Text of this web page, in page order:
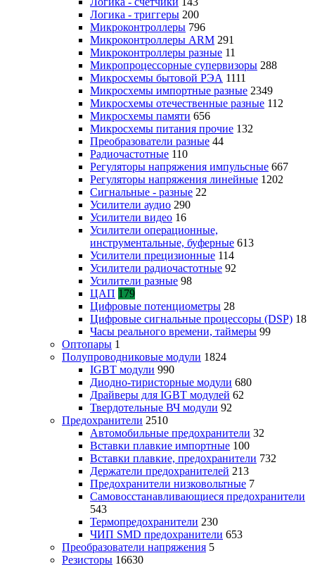
Логика - триггеры 200
Микроконтроллеры 796
Микроконтроллеры ARM 291
Микроконтроллеры разные 11
Микропроцессорные супервизоры 288
Микросхемы бытовой РЭА 1111
Микросхемы импортные разные 2349
Микросхемы отечественные разные 112
Микросхемы памяти 656
Микросхемы питания прочие 132
Преобразователи разные 44
Радиочастотные 110
Регуляторы напряжения импульсные 667
Регуляторы напряжения линейные 1202
Сигнальные - разные 22
Усилители аудио 290
Усилители видео 16
Усилители операционные,
инструментальные, буферные 613
Усилители прецизионные 114
Усилители радиочастотные 92
Усилители разные 98
ЦАП 179
Цифровые потенциометры 28
Цифровые сигнальные процессоры (DSP) 18
Часы реального времени, таймеры 99
Оптопары 1
Полупроводниковые модули 1824
IGBT модули 990
Диодно-тиристорные модули 680
Драйверы для IGBT модулей 62
Твердотельные ВЧ модули 92
Предохранители 2510
Автомобильные предохранители 32
Вставки плавкие импортные 100
Вставки плавкие, предохранители 732
Держатели предохранителей 213
Предохранители низковольтные 7
Самовосстанавливающиеся предохранители
543
Термопредохранители 230
ЧИП SMD предохранители 653
Преобразователи напряжения 5
Резисторы 16630